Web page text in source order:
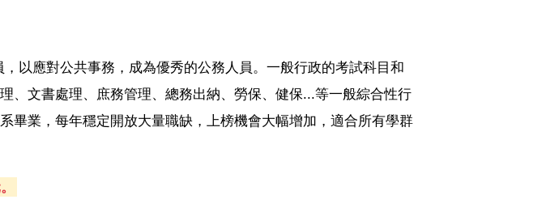
以應對公共事務，成為優秀的公務人員。一般行政的考試科目和
、文書處理、庶務管理、總務出納、勞保、健保...等一般綜合性行
畢業，每年穩定開放大量職缺，上榜機會大幅增加，適合所有學群